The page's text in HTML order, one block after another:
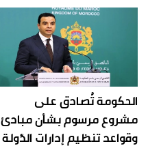
الحكومة تُصادق على
مشروع مرسوم بشأن مبادئ
وقواعد تنظيم إدارات الدّولة